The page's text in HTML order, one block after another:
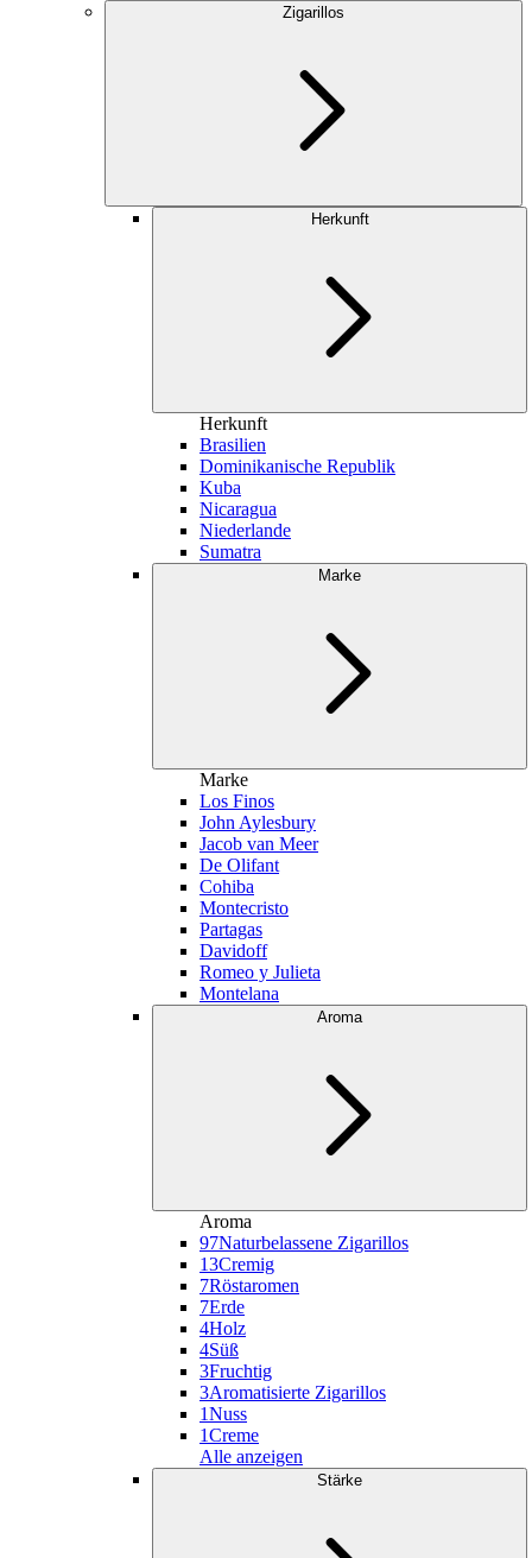
Zigarillos
Herkunft
Herkunft
Brasilien
Dominikanische Republik
Kuba
Nicaragua
Niederlande
Sumatra
Marke
Marke
Los Finos
John Aylesbury
Jacob van Meer
De Olifant
Cohiba
Montecristo
Partagas
Davidoff
Romeo y Julieta
Montelana
Aroma
Aroma
97Naturbelassene Zigarillos
13Cremig
7Röstaromen
7Erde
4Holz
4Süß
3Fruchtig
3Aromatisierte Zigarillos
1Nuss
1Creme
Alle anzeigen
Stärke